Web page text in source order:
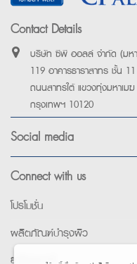
Contact Details
บริษัท ซีพี ออลล์ จำกัด (มห
119 อาคารธาราสาทร ชั้น
ถนนสาทรใต้ แขวงทุ่งมหาเม
กรุงเทพฯ 10120
Social media
Connect with us
โปรโมชั่น
ผลิตภัณฑ์บำรุงผิว
ยาใช้เฉพาะที่